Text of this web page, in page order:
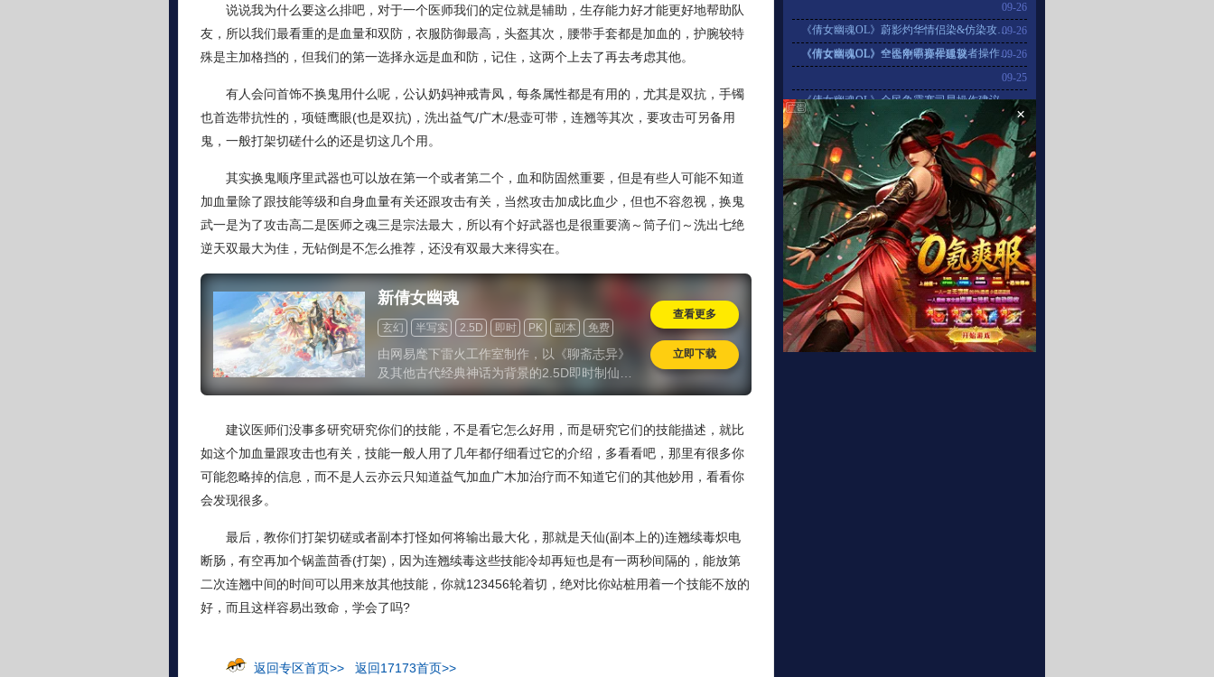
说说我为什么要这么排吧，对于一个医师我们的定位就是辅助，生存能力好才能更好地帮助队
友，所以我们最看重的是血量和双防，衣服防御最高，头盔其次，腰带手套都是加血的，护腕较特
殊是主加格挡的，但我们的第一选择永远是血和防，记住，这两个上去了再去考虑其他。
有人会问首饰不换鬼用什么呢，公认奶妈神戒青凤，每条属性都是有用的，尤其是双抗，手镯
也首选带抗性的，项链鹰眼(也是双抗)，洗出益气/广木/悬壶可带，连翘等其次，要攻击可另备用
鬼，一般打架切磋什么的还是切这几个用。
其实换鬼顺序里武器也可以放在第一个或者第二个，血和防固然重要，但是有些人可能不知道
加血量除了跟技能等级和自身血量有关还跟攻击有关，当然攻击加成比血少，但也不容忽视，换鬼
武一是为了攻击高二是医师之魂三是宗法最大，所以有个好武器也是很重要滴～筒子们～洗出七绝
逆天双最大为佳，无钻倒是不怎么推荐，还没有双最大来得实在。
新倩女幽魂
玄幻 半写实 2.5D 即时 PK 副本
免费
怀旧
由网易麾下雷火工作室制作，以《聊斋志异》
及其他古代经典神话为背景的2.5D即时制仙侠
网游《倩女幽魂OL》二次封测正在进行中，最
查看更多
立即下载
建议医师们没事多研究研究你们的技能，不是看它怎么好用，而是研究它们的技能描述，就比
如这个加血量跟攻击也有关，技能一般人用了几年都仔细看过它的介绍，多看看吧，那里有很多你
可能忽略掉的信息，而不是人云亦云只知道益气加血广木加治疗而不知道它们的其他妙用，看看你
会发现很多。
最后，教你们打架切磋或者副本打怪如何将输出最大化，那就是天仙(副本上的)连翘续毒炽电
断肠，有空再加个锅盖茴香(打架)，因为连翘续毒这些技能冷却再短也是有一两秒间隔的，能放第
二次连翘中间的时间可以用来放其他技能，你就123456轮着切，绝对比你站桩用着一个技能不放的
好，而且这样容易出致命，学会了吗?
返回专区首页>> 返回17173首页>>
09-26
《倩女幽魂OL》蔚影灼华情侣染&仿染攻…09-26
《倩女幽魂OL》全民争霸赛晕狐魅者操作…09-26
《倩女幽魂OL》**金刚甲操作建议
09-25
《倩女幽魂OL》全民争霸赛司星操作建议…
×